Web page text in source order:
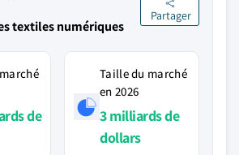
textiles numériques
Partager
de
Taille du marché
en 2026
3 milliards de
dollars